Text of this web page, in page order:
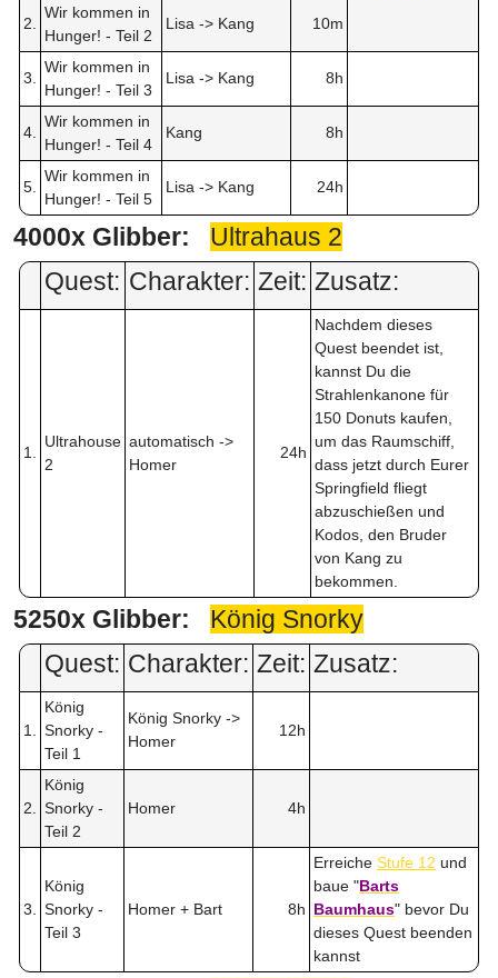
2.
Wir kommen in
Hunger! - Teil 2
Lisa -> Kang 10m
3.
Wir kommen in
Hunger! - Teil 3
Lisa -> Kang 8h
4.
Wir kommen in
Hunger! - Teil 4
Kang 8h
5.
Wir kommen in
Hunger! - Teil 5
Lisa -> Kang 24h
4000x Glibber: Ultrahaus 2
Quest: Charakter: Zeit: Zusatz:
1.
Ultrahouse
2
automatisch ->
Homer
24h
Nachdem dieses
Quest beendet ist,
kannst Du die
Strahlenkanone für
150 Donuts kaufen,
um das Raumschiff,
dass jetzt durch Eurer
Springfield fliegt
abzuschießen und
Kodos, den Bruder
von Kang zu
bekommen.
5250x Glibber: König Snorky
Quest: Charakter: Zeit: Zusatz:
1.
König
Snorky -
Teil 1
König Snorky ->
Homer
12h
2.
König
Snorky -
Teil 2
Homer 4h
3.
König
Snorky -
Teil 3
Homer + Bart 8h
Erreiche Stufe 12 und
baue "Barts
Baumhaus" bevor Du
dieses Quest beenden
kannst